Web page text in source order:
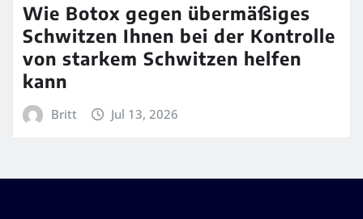
Wie Botox gegen übermäßiges
Schwitzen Ihnen bei der Kontrolle
von starkem Schwitzen helfen
kann
Britt Jul 13, 2026